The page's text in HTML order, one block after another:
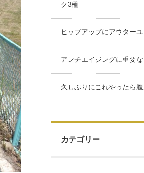
ク3種
ヒップアップにアウター
アンチエイジングに重要な
久しぶりにこれやったら
カテゴリー